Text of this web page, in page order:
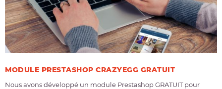
MODULE PRESTASHOP CRAZYEGG GRATUIT
Nous avons développé un module Prestashop GRATUIT pour